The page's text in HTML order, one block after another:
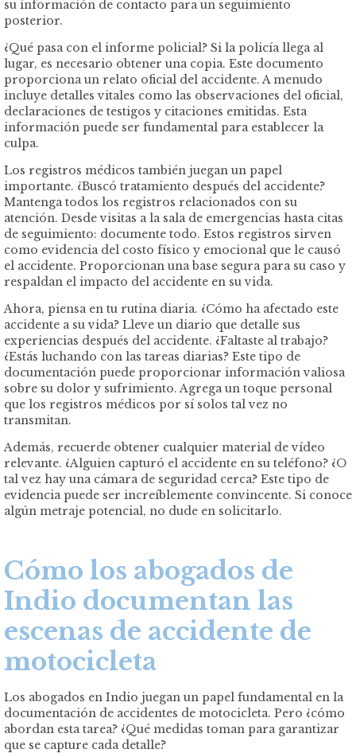
su información de contacto para un seguimiento
posterior.
¿Qué pasa con el informe policial? Si la policía llega al
lugar, es necesario obtener una copia. Este documento
proporciona un relato oficial del accidente. A menudo
incluye detalles vitales como las observaciones del oficial,
declaraciones de testigos y citaciones emitidas. Esta
información puede ser fundamental para establecer la
culpa.
Los registros médicos también juegan un papel
importante. ¿Buscó tratamiento después del accidente?
Mantenga todos los registros relacionados con su
atención. Desde visitas a la sala de emergencias hasta citas
de seguimiento: documente todo. Estos registros sirven
como evidencia del costo físico y emocional que le causó
el accidente. Proporcionan una base segura para su caso y
respaldan el impacto del accidente en su vida.
Ahora, piensa en tu rutina diaria. ¿Cómo ha afectado este
accidente a su vida? Lleve un diario que detalle sus
experiencias después del accidente. ¿Faltaste al trabajo?
¿Estás luchando con las tareas diarias? Este tipo de
documentación puede proporcionar información valiosa
sobre su dolor y sufrimiento. Agrega un toque personal
que los registros médicos por sí solos tal vez no
transmitan.
Además, recuerde obtener cualquier material de vídeo
relevante. ¿Alguien capturó el accidente en su teléfono? ¿O
tal vez hay una cámara de seguridad cerca? Este tipo de
evidencia puede ser increíblemente convincente. Si conoce
algún metraje potencial, no dude en solicitarlo.
Cómo los abogados de
Indio documentan las
escenas de accidente de
motocicleta
Los abogados en Indio juegan un papel fundamental en la
documentación de accidentes de motocicleta. Pero ¿cómo
abordan esta tarea? ¿Qué medidas toman para garantizar
que se capture cada detalle?